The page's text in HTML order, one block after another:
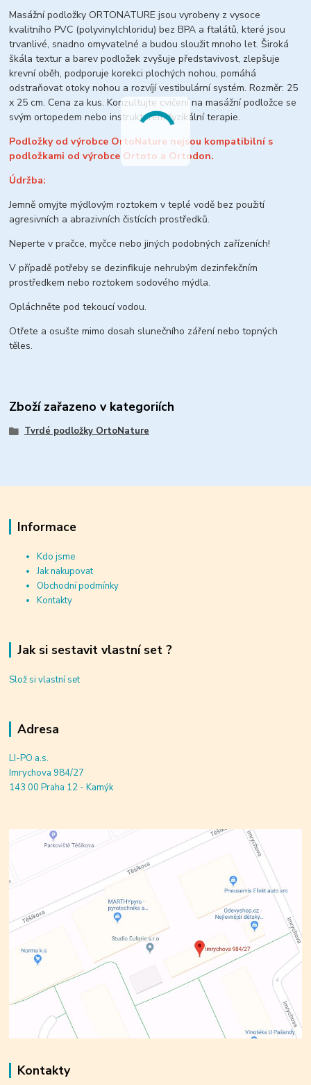
Masážní podložky ORTONATURE jsou vyrobeny z vysoce
kvalitního PVC (polyvinylchloridu) bez BPA a ftalátů, které jsou
trvanlivé, snadno omyvatelné a budou sloužit mnoho let. Široká
škála textur a barev podložek zvyšuje představivost, zlepšuje
krevní oběh, podporuje korekci plochých nohou, pomáhá
odstraňovat otoky nohou a rozvíjí vestibulární systém. Rozměr: 25
x 25 cm. Cena za kus. Konzultujte cvičení na masážní podložce se
svým ortopedem nebo instruktorem fyzikální terapie.
Podložky od výrobce OrtoNature nejsou kompatibilní s
podložkami od výrobce Ortoto a Ortodon.
Údržba:
Jemně omyjte mýdlovým roztokem v teplé vodě bez použití
agresivních a abrazivních čistících prostředků.
Neperte v pračce, myčce nebo jiných podobných zařízeních!
V případě potřeby se dezinfikuje nehrubým dezinfekčním
prostředkem nebo roztokem sodového mýdla.
Opláchněte pod tekoucí vodou.
Otřete a osušte mimo dosah slunečního záření nebo topných
těles.
Zboží zařazeno v kategoriích
Tvrdé podložky OrtoNature
Informace
Kdo jsme
Jak nakupovat
Obchodní podmínky
Kontakty
Jak si sestavit vlastní set ?
Slož si vlastní set
Adresa
LI-PO a.s.
Imrychova 984/27
143 00 Praha 12 - Kamýk
Kontakty